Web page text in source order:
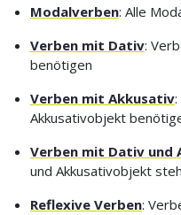
Modalverben: Alle
Verben mit Dativ:
benötigen
Verben mit Akkusativ
Akkusativobjekt
Verben mit Dativ und
und Akkusativobjekt
Reflexive Verben: